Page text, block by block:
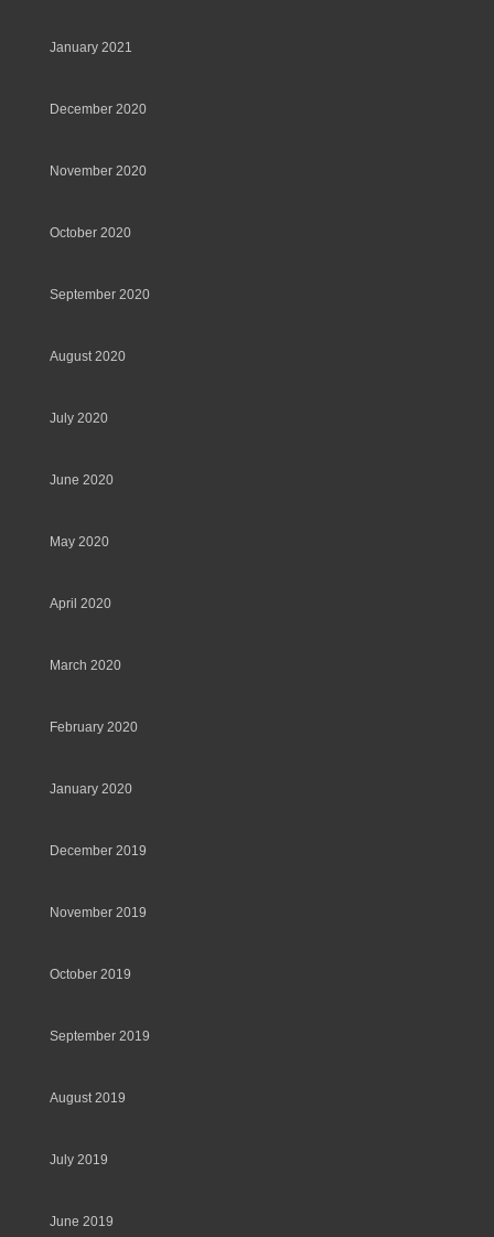
January 2021
December 2020
November 2020
October 2020
September 2020
August 2020
July 2020
June 2020
May 2020
April 2020
March 2020
February 2020
January 2020
December 2019
November 2019
October 2019
September 2019
August 2019
July 2019
June 2019